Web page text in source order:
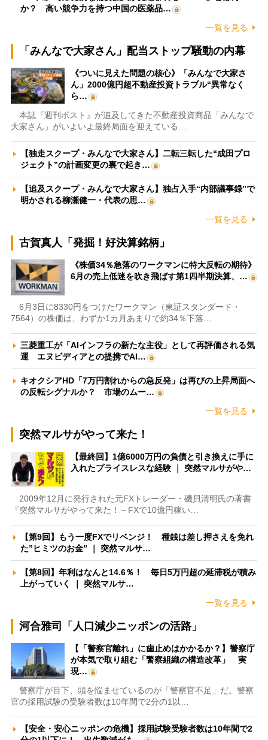
か？ 高い競争力を持つ中国の医薬品…
一覧を見る
「みんなで大家さん」配当ストップ騒動の内幕
《ついに見えた問題の核心》「みんなで大家さ
ん」2000億円超不動産投資トラブル“異常なく
ら…
本誌『週刊ポスト』が追及してきた不動産投資商品「みんなで
大家さん」がいよいよ最終局面を迎えている…
【独走スクープ・みんなで大家さん】二転三転した“成田プロ
ジェクト”の計画変更の裏で起き…
【追及スクープ・みんなで大家さん】独占入手“内部議事録”で
明かされる柳瀬健一・代表の思…
一覧を見る
古賀真人「発掘！好決算銘柄」
《株価34％急落のワークマンに特大反転の期待》
6月の売上低迷を吹き飛ばす第1四半期決算、…
6月3日に8330円をつけたワークマン（東証スタンダード・
7564）の株価は、わずか1カ月あまりで約34％下落…
三菱重工が「AIインフラの新たな主役」として再評価される気
運 エヌビディアとの提携でAI…
キオクシアHD「7万円割れからの急反発」は再びの上昇局面へ
の反転シグナルか？ 市場のムー…
一覧を見る
突然マルサがやって来た！
【最終回】1億6000万円の負債と引き換えに手に
入れたプライスレスな経験 ｜ 突然マルサがや…
2009年12月に発行された元FXトレーダー・磯貝清明氏の著書
『突然マルサがやって来た！～FXで10億円稼い…
【第9回】もう一度FXでリベンジ！ 種銭は差し押さえを免れ
た”ヒミツのお金” ｜ 突然マルサ…
【第8回】年利はなんと14.6％！ 毎日5万円超の延滞税が積み
上がっていく ｜ 突然マルサ…
一覧を見る
河合雅司「人口減少ニッポンの活路」
【「警察官離れ」に歯止めはかかるか？】警察庁
が本気で取り組む「警察組織の構造改革」 実
現…
警察庁が目下、頭を悩ませているのが「警察官不足」だ。警察
官の採用試験の受験者数は10年間で2分の1以…
【安全・安心ニッポンの危機】採用試験受験者数は10年間で2